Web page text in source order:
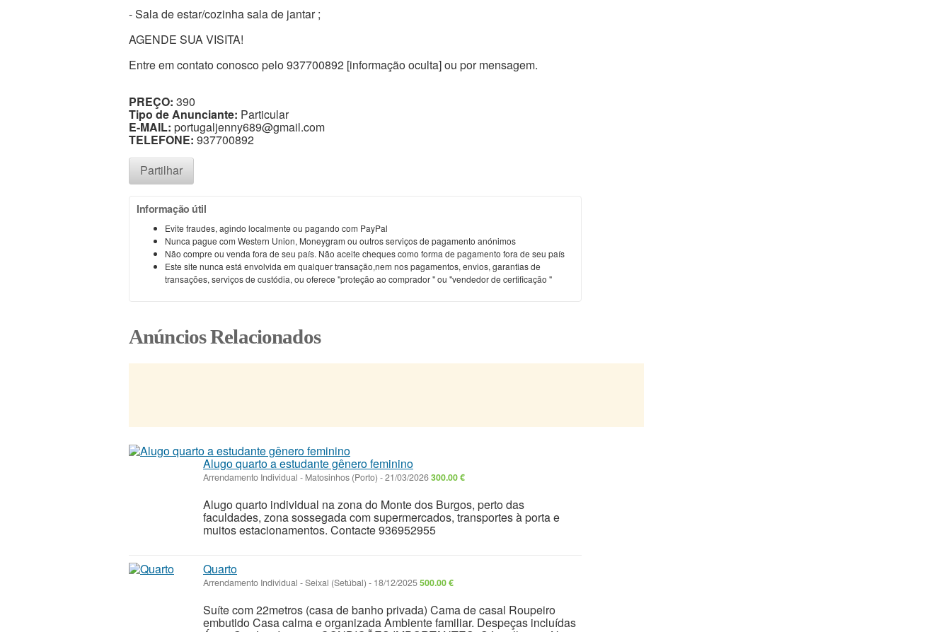
- Sala de estar/cozinha sala de jantar ;
AGENDE SUA VISITA!
Entre em contato conosco pelo 937700892 [informação oculta] ou por mensagem.
PREÇO: 390
Tipo de Anunciante: Particular
E-MAIL: portugaljenny689@gmail.com
TELEFONE: 937700892
Partilhar
Informação útil
Evite fraudes, agindo localmente ou pagando com PayPal
Nunca pague com Western Union, Moneygram ou outros serviços de pagamento anónimos
Não compre ou venda fora de seu país. Não aceite cheques como forma de pagamento fora de seu país
Este site nunca está envolvida em qualquer transação,nem nos pagamentos, envios, garantias de
transações, serviços de custódia, ou oferece "proteção ao comprador " ou "vendedor de certificação "
Anúncios Relacionados
Alugo quarto a estudante gênero feminino
Arrendamento Individual - Matosinhos (Porto) -21/03/2026300.00 €
Alugo quarto individual na zona do Monte dos Burgos, perto das
faculdades, zona sossegada com supermercados, transportes à porta e
muitos estacionamentos. Contacte 936952955
Quarto
Arrendamento Individual -Seixal (Setúbal) - 18/12/2025500.00 €
Suíte com 22metros (casa de banho privada) Cama de casal Roupeiro
embutido Casa calma e organizada Ambiente familiar. Despeças incluídas